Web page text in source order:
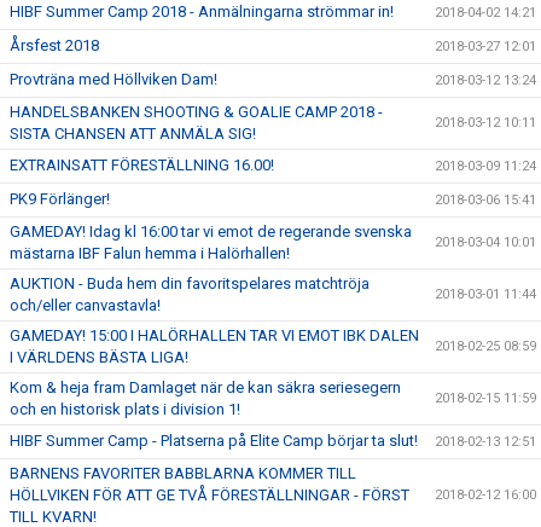
HIBF Summer Camp 2018 - Anmälningarna strömmar in! 2018-04-02 14:21
Årsfest 2018 2018-03-27 12:01
Provträna med Höllviken Dam! 2018-03-12 13:24
HANDELSBANKEN SHOOTING & GOALIE CAMP 2018 -
SISTA CHANSEN ATT ANMÄLA SIG!
2018-03-12 10:11
EXTRAINSATT FÖRESTÄLLNING 16.00! 2018-03-09 11:24
PK9 Förlänger! 2018-03-06 15:41
GAMEDAY! Idag kl 16:00 tar vi emot de regerande svenska
mästarna IBF Falun hemma i Halörhallen!
2018-03-04 10:01
AUKTION - Buda hem din favoritspelares matchtröja
och/eller canvastavla!
2018-03-01 11:44
GAMEDAY! 15:00 I HALÖRHALLEN TAR VI EMOT IBK DALEN
I VÄRLDENS BÄSTA LIGA!
2018-02-25 08:59
Kom & heja fram Damlaget när de kan säkra seriesegern
och en historisk plats i division 1!
2018-02-15 11:59
HIBF Summer Camp - Platserna på Elite Camp börjar ta slut! 2018-02-13 12:51
BARNENS FAVORITER BABBLARNA KOMMER TILL
HÖLLVIKEN FÖR ATT GE TVÅ FÖRESTÄLLNINGAR - FÖRST
TILL KVARN!
2018-02-12 16:00